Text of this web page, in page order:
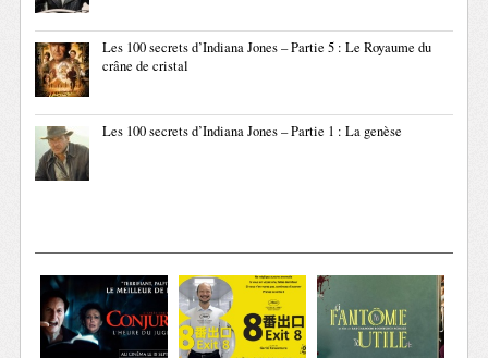
Les 100 secrets d’Indiana Jones – Partie 5 : Le Royaume du
crâne de cristal
Les 100 secrets d’Indiana Jones – Partie 1 : La genèse